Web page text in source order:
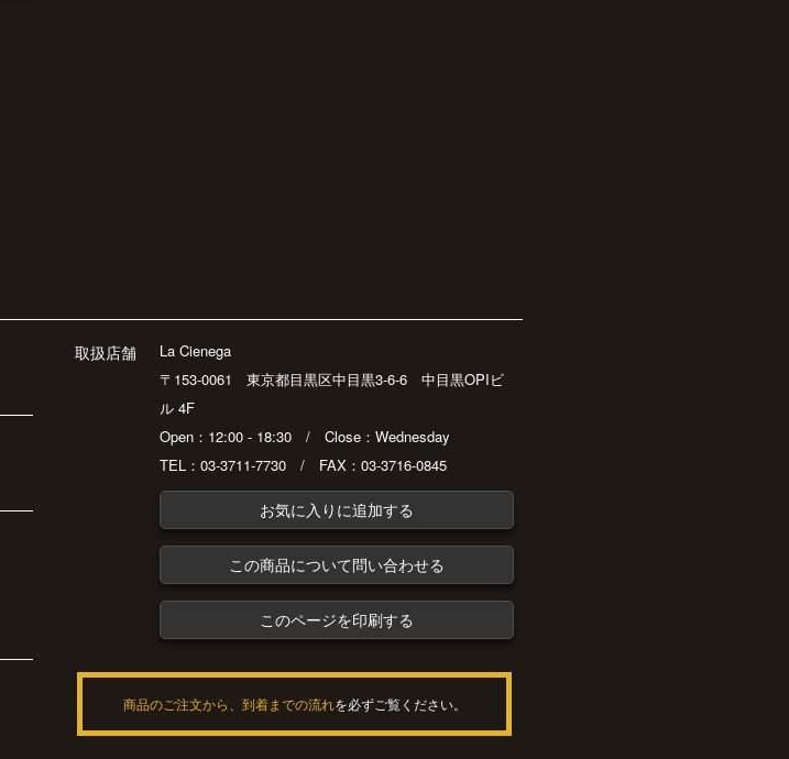
取扱店舗
La Cienega
〒153-0061 東京都目黒区中目黒3-6-6 中目黒OPIビ
ル 4F
Open：12:00 - 18:30 / Close：Wednesday
TEL：03-3711-7730 / FAX：03-3716-0845
お気に入りに追加する
この商品について問い合わせる
このページを印刷する
商品のご注文から、到着までの流れを必ずご覧ください。